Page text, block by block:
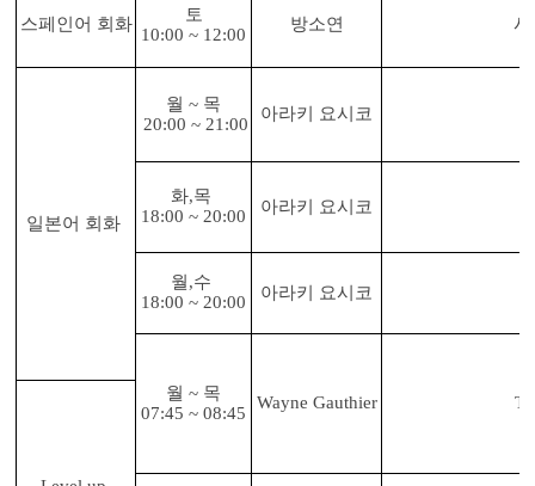
스페인어 회화
토
10:00 ~ 12:00
방소연
일본어 회화
월 ~ 목
20:00 ~ 21:00
아라키 요시코
화,목
18:00 ~ 20:00
아라키 요시코
월,수
18:00 ~ 20:00
아라키 요시코
월 ~ 목
07:45 ~ 08:45
Wayne Gauthier